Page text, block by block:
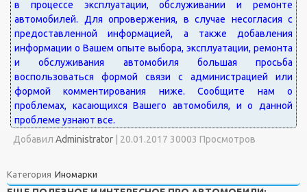
Добавил Administrator 20.01.2017 30003 Просмотров
Категория Иномарки